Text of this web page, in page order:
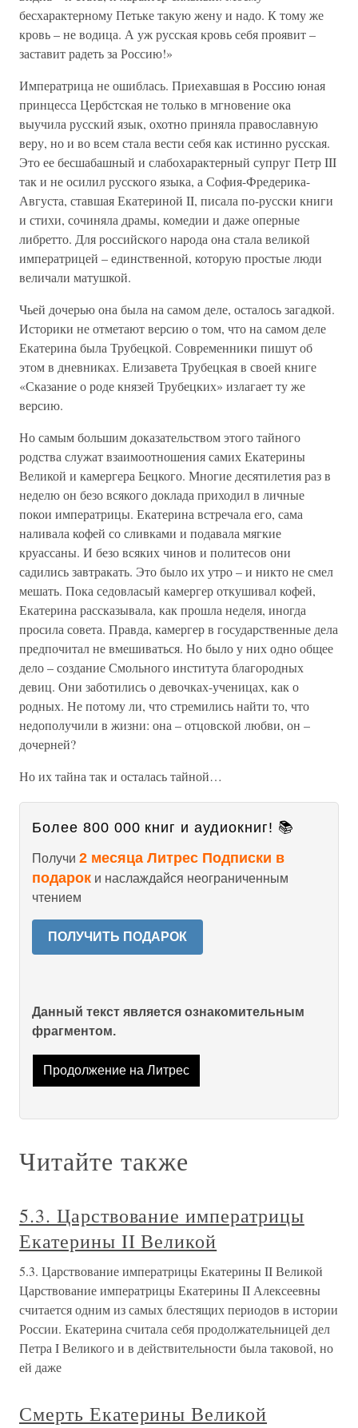
бесхарактерному Петьке такую жену и надо. К тому же
кровь – не водица. А уж русская кровь себя проявит –
заставит радеть за Россию!»
Императрица не ошиблась. Приехавшая в Россию юная
принцесса Цербстская не только в мгновение ока
выучила русский язык, охотно приняла православную
веру, но и во всем стала вести себя как истинно русская.
Это ее бесшабашный и слабохарактерный супруг Петр III
так и не осилил русского языка, а София-Фредерика-
Августа, ставшая Екатериной II, писала по-русски книги
и стихи, сочиняла драмы, комедии и даже оперные
либретто. Для российского народа она стала великой
императрицей – единственной, которую простые люди
величали матушкой.
Чьей дочерью она была на самом деле, осталось загадкой.
Историки не отметают версию о том, что на самом деле
Екатерина была Трубецкой. Современники пишут об
этом в дневниках. Елизавета Трубецкая в своей книге
«Сказание о роде князей Трубецких» излагает ту же
версию.
Но самым большим доказательством этого тайного
родства служат взаимоотношения самих Екатерины
Великой и камергера Бецкого. Многие десятилетия раз в
неделю он безо всякого доклада приходил в личные
покои императрицы. Екатерина встречала его, сама
наливала кофей со сливками и подавала мягкие
круассаны. И безо всяких чинов и политесов они
садились завтракать. Это было их утро – и никто не смел
мешать. Пока седовласый камергер откушивал кофей,
Екатерина рассказывала, как прошла неделя, иногда
просила совета. Правда, камергер в государственные дела
предпочитал не вмешиваться. Но было у них одно общее
дело – создание Смольного института благородных
девиц. Они заботились о девочках-ученицах, как о
родных. Не потому ли, что стремились найти то, что
недополучили в жизни: она – отцовской любви, он –
дочерней?
Но их тайна так и осталась тайной…
Более 800 000 книг и аудиокниг! 📚
Получи 2 месяца Литрес Подписки в
подарок и наслаждайся неограниченным
чтением
ПОЛУЧИТЬ ПОДАРОК
Данный текст является ознакомительным
фрагментом.
Продолжение на Литрес
Читайте также
5.3. Царствование императрицы
Екатерины II Великой
5.3. Царствование императрицы Екатерины II Великой
Царствование императрицы Екатерины II Алексеевны
считается одним из самых блестящих периодов в истории
России. Екатерина считала себя продолжательницей дел
Петра I Великого и в действительности была таковой, но
ей даже
Смерть Екатерины Великой